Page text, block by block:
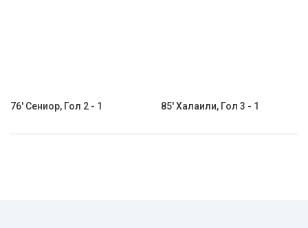
76' Сениор, Гол 2 - 1 85' Халаили, Гол 3 - 1